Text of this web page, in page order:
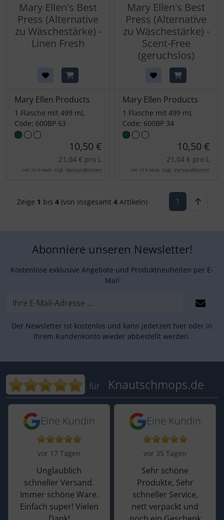
Mary Ellen's Best
Press (Alternative
zu Wäschestärke) -
Linen Fresh
Mary Ellen Products
1 Flasche mit 499 mL
Code: 600BP 63
10,50 €
21,04 € pro L
inkl. 19 % MwSt. zzgl. Versandkosten
Mary Ellen's Best
Press (Alternative
zu Wäschestärke) -
Scent-Free
(geruchslos)
Mary Ellen Products
1 Flasche mit 499 mL
Code: 600BP 34
10,50 €
21,04 € pro L
inkl. 19 % MwSt. zzgl. Versandkosten
Zeige 1 bis 4(von insgesamt 4Artikeln) 1
Abonniere unseren Newsletter!
Kostenlose exklusive Angebote und Produktneuheiten per E-
Mail
Der Newsletter ist kostenlos und kann jederzeit hier oder in
Ihrem Kundenkonto wieder abbestellt werden.
Bewertungen für Knautschmops.de:
für Knautschmops.de
5 von 5 Sternen von einer Kundin vor
Eine Kundin
vor 17 Tagen
Unglaublich
schneller Versand.
Immer schöne Ware.
Einfach super! Vielen
5 von 5 Sternen
Eine Kundin
vor 35 Tagen
Sehr schöne
Produkte, Sehr
schneller Service,
nett verpackt und